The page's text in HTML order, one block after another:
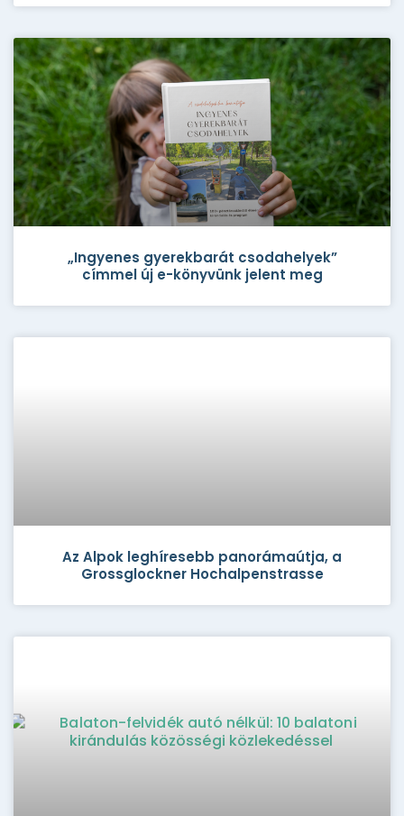
„Ingyenes gyerekbarát csodahelyek”
címmel új e-könyvünk jelent meg
Az Alpok leghíresebb panorámaútja, a
Grossglockner Hochalpenstrasse